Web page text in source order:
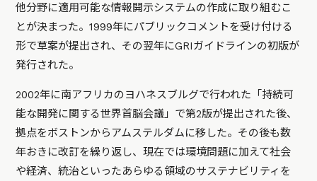
他分野に適用可能な情報開示システムの作成に取り組むこ
とが決まった。1999年にパブリックコメントを受け付ける
形で草案が提出され、その翌年にGRIガイドラインの初版が
発行された。
2002年に南アフリカのヨハネスブルグで行われた「持続可
能な開発に関する世界首脳会議」で第2版が提出された後、
拠点をボストンからアムステルダムに移した。その後も数
年おきに改訂を繰り返し、現在では環境問題に加えて社会
や経済、統治といったあらゆる領域のサステナビリティを